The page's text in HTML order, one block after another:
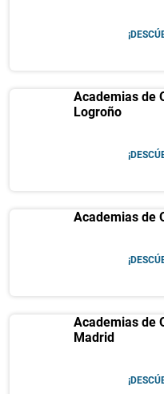
Academias de
Logroño
Academias de
Academias de
Madrid